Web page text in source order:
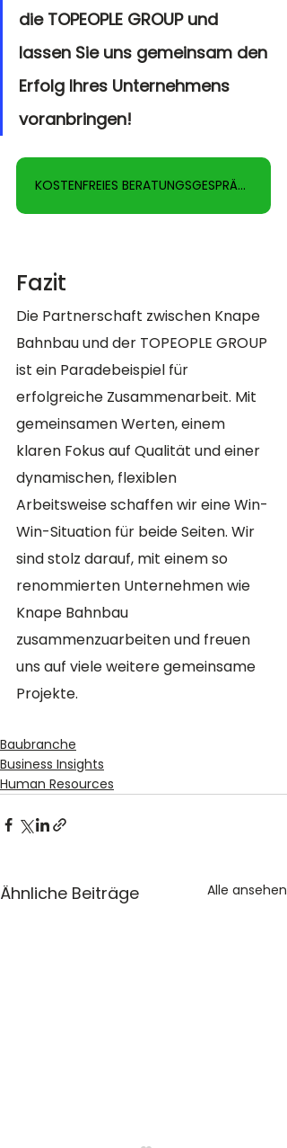
die TOPEOPLE GROUP und
lassen Sie uns gemeinsam den
Erfolg Ihres Unternehmens
voranbringen!
KOSTENFREIES BERATUNGSGESPRÄCH VEREINBAREN
Fazit
Die Partnerschaft zwischen Knape
Bahnbau und der TOPEOPLE GROUP
ist ein Paradebeispiel für
erfolgreiche Zusammenarbeit. Mit
gemeinsamen Werten, einem
klaren Fokus auf Qualität und einer
dynamischen, flexiblen
Arbeitsweise schaffen wir eine Win-
Win-Situation für beide Seiten. Wir
sind stolz darauf, mit einem so
renommierten Unternehmen wie
Knape Bahnbau
zusammenzuarbeiten und freuen
uns auf viele weitere gemeinsame
Projekte.
Baubranche
Business Insights
Human Resources
Ähnliche Beiträge Alle ansehen